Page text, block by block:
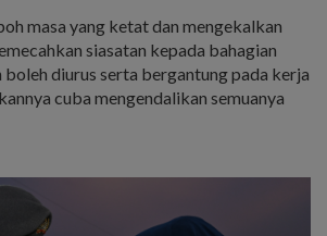
masa yang ketat dan mengekalkan
siasatan kepada bahagian
diurus serta bergantung pada kerja
cuba mengendalikan semuanya